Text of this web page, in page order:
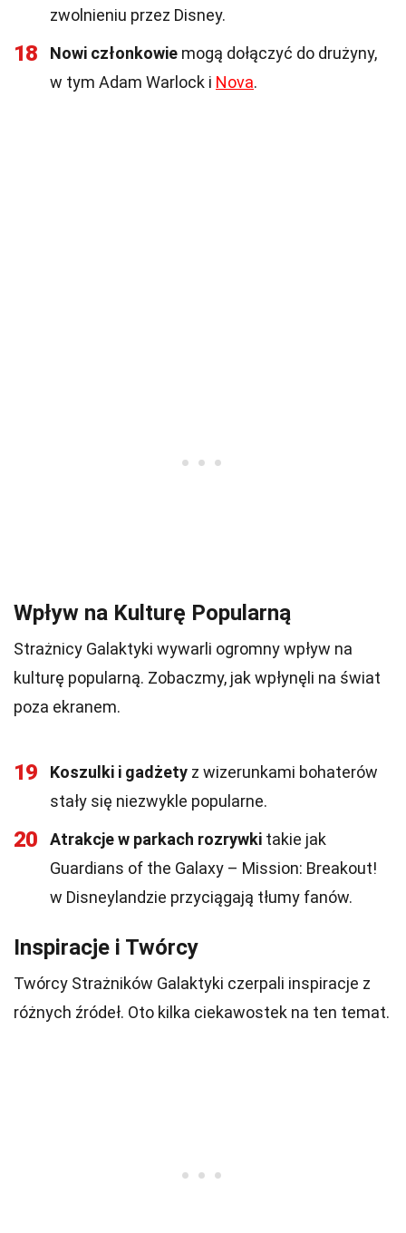
zwolnieniu przez Disney.
18 Nowi członkowie mogą dołączyć do drużyny,
w tym Adam Warlock i Nova.
Wpływ na Kulturę Popularną
Strażnicy Galaktyki wywarli ogromny wpływ na
kulturę popularną. Zobaczmy, jak wpłynęli na świat
poza ekranem.
19 Koszulki i gadżety z wizerunkami bohaterów
stały się niezwykle popularne.
20 Atrakcje w parkach rozrywki takie jak
Guardians of the Galaxy – Mission: Breakout!
w Disneylandzie przyciągają tłumy fanów.
Inspiracje i Twórcy
Twórcy Strażników Galaktyki czerpali inspiracje z
różnych źródeł. Oto kilka ciekawostek na ten temat.